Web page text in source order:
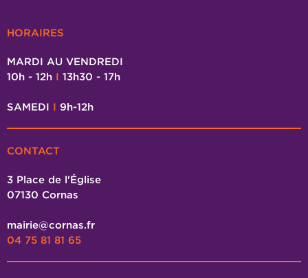
HORAIRES
MARDI AU VENDREDI
10h - 12h I 13h30 - 17h
SAMEDI I 9h-12h
CONTACT
3 Place de l'Église
07130 Cornas
mairie@cornas.fr
04 75 81 81 65